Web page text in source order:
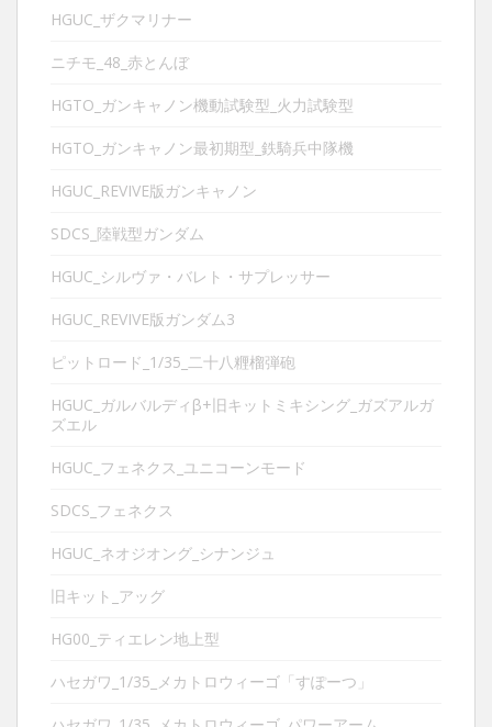
HGUC_ザクマリナー
ニチモ_48_赤とんぼ
HGTO_ガンキャノン機動試験型_火力試験型
HGTO_ガンキャノン最初期型_鉄騎兵中隊機
HGUC_REVIVE版ガンキャノン
SDCS_陸戦型ガンダム
HGUC_シルヴァ・バレト・サプレッサー
HGUC_REVIVE版ガンダム3
ピットロード_1/35_二十八糎榴弾砲
HGUC_ガルバルディβ+旧キットミキシング_ガズアルガ
ズエル
HGUC_フェネクス_ユニコーンモード
SDCS_フェネクス
HGUC_ネオジオング_シナンジュ
旧キット_アッグ
HG00_ティエレン地上型
ハセガワ_1/35_メカトロウィーゴ「すぽーつ」